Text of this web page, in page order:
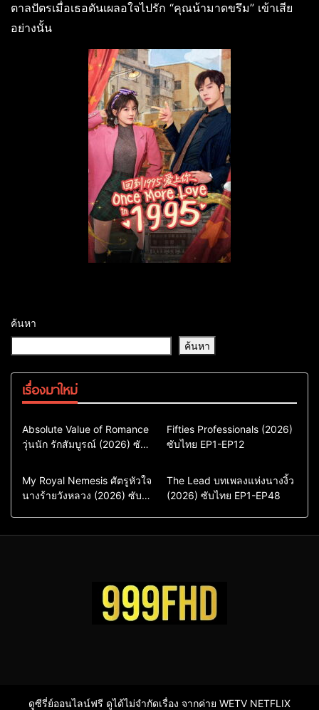
ตาลปัตรเมื่อเธอดันเผลอใจไปรัก “คุณน้ามาดขรึม” เข้าเสีย
อย่างนั้น
ค้นหา
ค้นหา
เรื่องมาใหม่
Comedy
Drama
ซีรี่ย์เกาหลี
ซีรี่ย์เกาหลีพากย์ไทย
Absolute Value of Romance
วุ่นนัก รักสัมบูรณ์ (2026) ซับ
Action & Adventure
Comedy
Drama
ซีรี่ย์เกาหลีซับไทย
Fifties Professionals (2026)
ซับไทย EP1-EP12
Comedy
Drama
Sci-Fi & Fantasy
My Royal Nemesis ศัตรูหัวใจ
นางร้ายวังหลวง (2026) ซับ
Drama
ซีรี่ย์จีน
ซีรี่ย์จีนซับไทย
The Lead บทเพลงแห่งนางงิ้ว
(2026) ซับไทย EP1-EP48
ดูซีรี่ย์ออนไลน์ฟรี ดูได้ไม่จำกัดเรื่อง จากค่าย WETV NETFLIX